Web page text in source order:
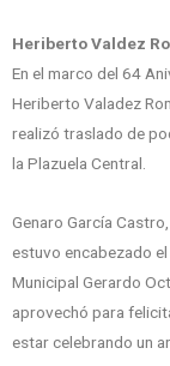
Heriberto Valdez
En el marco del 64
Heriberto Valadez
realizó traslado de
la Plazuela Central.
Genaro García
estuvo encabezado
Municipal Gerardo
aprovechó para
estar celebrando un